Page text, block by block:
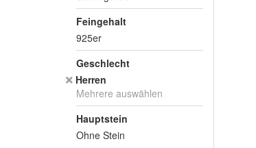
Feingehalt
925er
Geschlecht
Herren
Mehrere auswählen
Hauptstein
Ohne Stein